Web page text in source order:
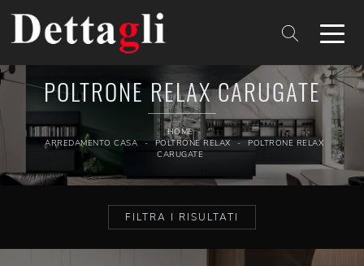
POLTRONE RELAX CARUGATE
HOME -
ARREDAMENTO CASA
- POLTRONE RELAX -
POLTRONE RELAX
CARUGATE
FILTRA I RISULTATI